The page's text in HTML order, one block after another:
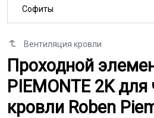
Вентиляция кровли
Проходной
Проходной
PIEMONTE 2K
кровли Roben
Софиты